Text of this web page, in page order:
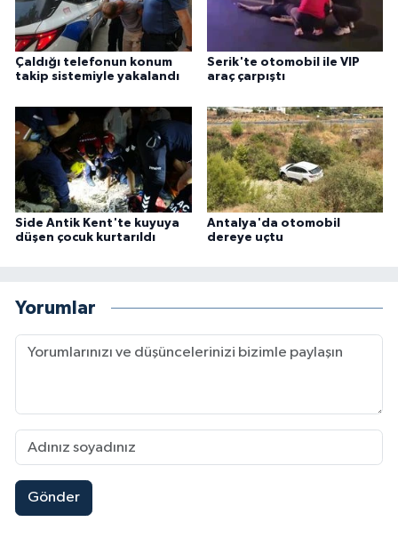
Çaldığı telefonun konum
takip sistemiyle yakalandı
Serik'te otomobil ile VIP
araç çarpıştı
Side Antik Kent'te kuyuya
düşen çocuk kurtarıldı
Antalya'da otomobil
dereye uçtu
Yorumlar
Gönder